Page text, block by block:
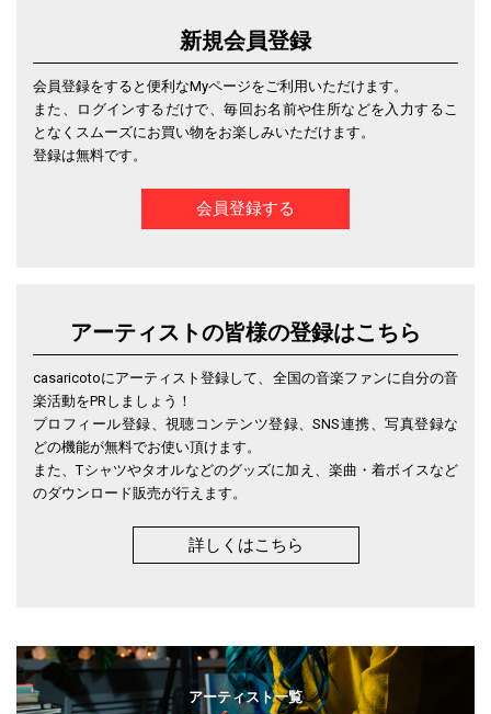
新規会員登録
会員登録をすると便利なMyページをご利用いただけます。
また、ログインするだけで、毎回お名前や住所などを入力するこ
となくスムーズにお買い物をお楽しみいただけます。
登録は無料です。
会員登録する
アーティストの皆様の登録はこちら
casaricotoにアーティスト登録して、全国の音楽ファンに自分の音
楽活動をPRしましょう！
プロフィール登録、視聴コンテンツ登録、SNS連携、写真登録な
どの機能が無料でお使い頂けます。
また、Tシャツやタオルなどのグッズに加え、楽曲・着ボイスなど
のダウンロード販売が行えます。
詳しくはこちら
アーティスト一覧